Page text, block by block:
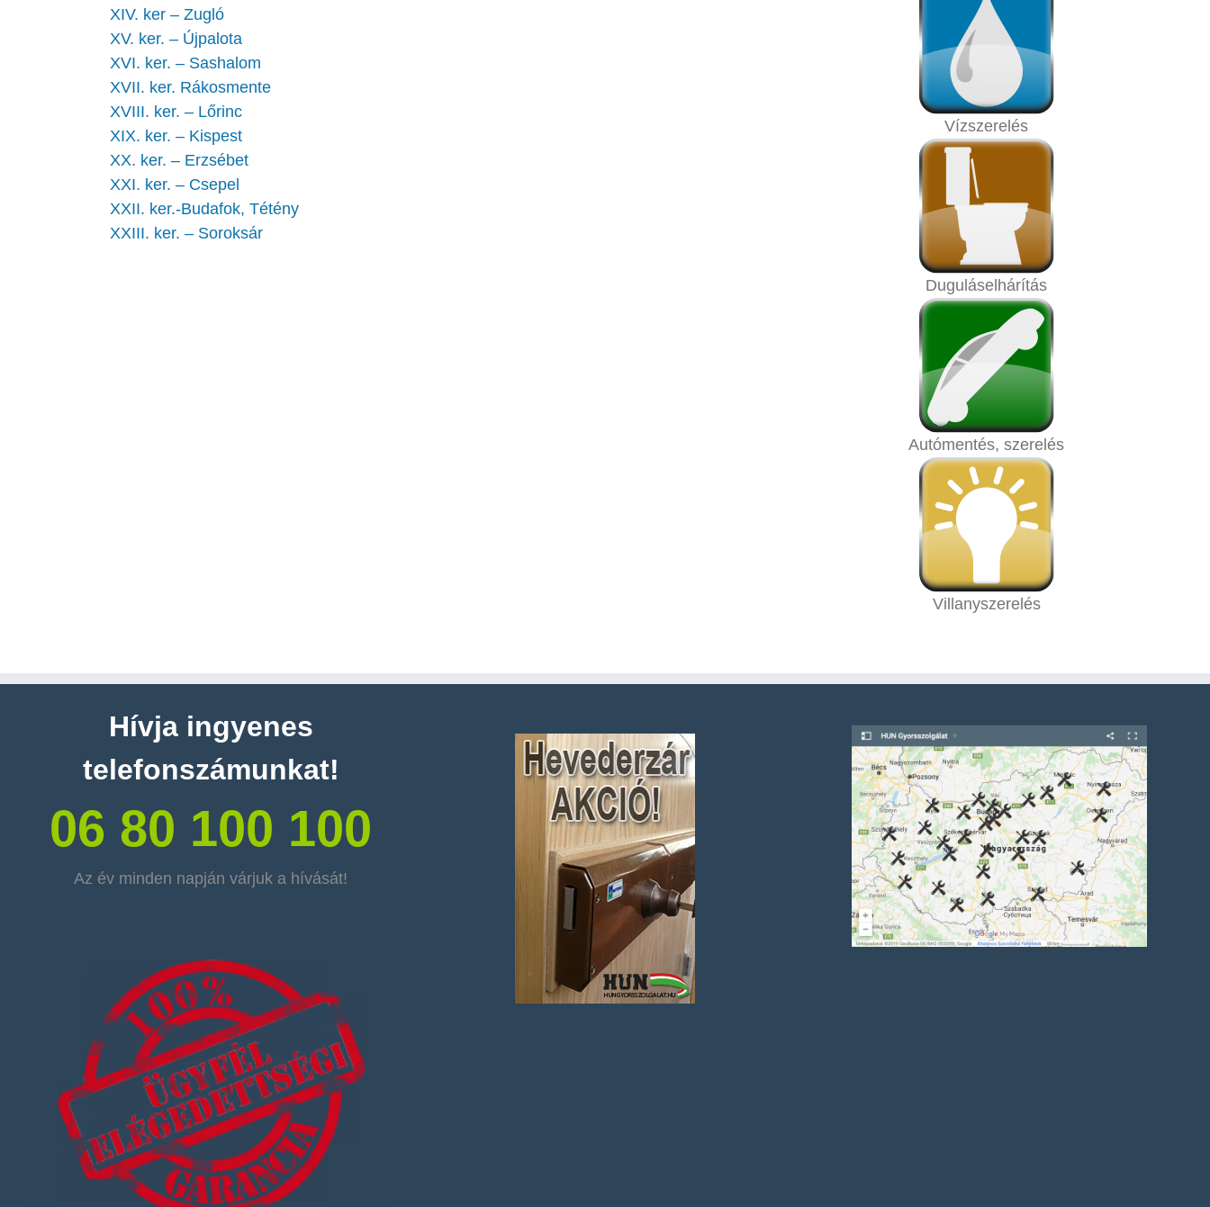
XIV. ker – Zugló
XV. ker. – Újpalota
XVI. ker. – Sashalom
XVII. ker. Rákosmente
XVIII. ker. – Lőrinc
XIX. ker. – Kispest
XX. ker. – Erzsébet
XXI. ker. – Csepel
XXII. ker.-Budafok, Tétény
XXIII. ker. – Soroksár
Vízszerelés
Duguláselhárítás
Autómentés, szerelés
Villanyszerelés
Hívja ingyenes
telefonszámunkat!
06 80 100 100
Az év minden napján várjuk a hívását!